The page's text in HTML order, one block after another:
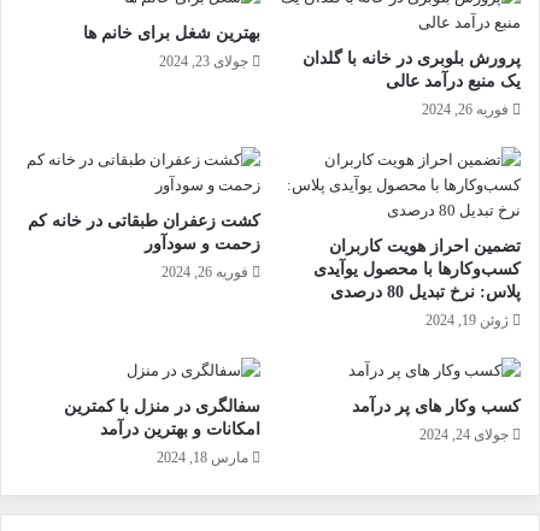
پرورش بلوبری در خانه با گلدان
یک منبع درآمد عالی
فوریه 26, 2024
بهترین شغل برای خانم ها
جولای 23, 2024
تضمین احراز هویت کاربران
کسب‌وکارها با محصول یوآیدی
پلاس: نرخ تبدیل 80 درصدی
ژوئن 19, 2024
کشت زعفران طبقاتی در خانه کم
زحمت و سودآور
فوریه 26, 2024
کسب وکار های پر درآمد
جولای 24, 2024
سفالگری در منزل با کمترین
امکانات و بهترین درآمد
مارس 18, 2024